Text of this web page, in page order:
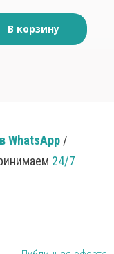
В корзину
WhatsApp /
24/7